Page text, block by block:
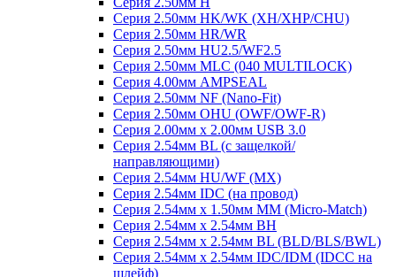
Серия 2.50мм HK/WK (XH/XHP/CHU)
Серия 2.50мм HR/WR
Серия 2.50мм HU2.5/WF2.5
Серия 2.50мм MLC (040 MULTILOCK)
Серия 4.00мм AMPSEAL
Серия 2.50мм NF (Nano-Fit)
Серия 2.50мм OHU (OWF/OWF-R)
Серия 2.00мм x 2.00мм USB 3.0
Серия 2.54мм BL (с защелкой/
направляющими)
Серия 2.54мм HU/WF (MX)
Серия 2.54мм IDC (на провод)
Серия 2.54мм х 1.50мм MM (Micro-Match)
Серия 2.54мм х 2.54мм BH
Серия 2.54мм х 2.54мм BL (BLD/BLS/BWL)
Серия 2.54мм х 2.54мм IDC/IDM (IDCC на
шлейф)